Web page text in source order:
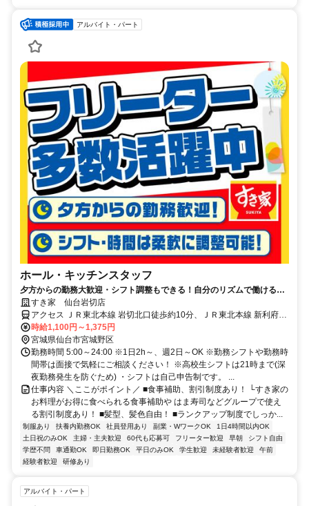
アルバイト・パート
ホール・キッチンスタッフ
夕方からの勤務大歓迎・シフト調整もできる！自分のリズムで働ける職
場がここにある◎
すき家 仙台岩切店
アクセス ＪＲ東北本線 岩切北口徒歩約10分、ＪＲ東北本線 新利府徒
歩約34分、ＪＲ東北本線 陸前山王徒歩約35分 岩切駅徒歩8分、利府
バイパス沿い
時給1,100円～1,375円
宮城県仙台市宮城野区
勤務時間 5:00～24:00 ※1日2h～、週2日～OK ※勤務シフトや勤務時
間帯は面接で気軽にご相談ください！ ※高校生シフトは21時まで(深
夜勤務発生を防ぐため) ・シフトは自己申告制です。 ...
仕事内容 ＼ここがポイント／ ■食事補助、割引制度あり！ └すき家の
お料理がお得に食べられる食事補助や はま寿司などグループで使え
る割引制度あり！ ■髪型、髪色自由！ ■ランクアップ制度でしっか...
制服あり 扶養内勤務OK 社員登用あり 副業・WワークOK
1日4時間以内OK
土日祝のみOK
主婦・主夫歓迎 60代も応募可 フリーター歓迎 早朝
シフト自由
学歴不問
車通勤OK 即日勤務OK 平日のみOK 学生歓迎 未経験者歓迎
午前
経験者歓迎
研修あり
アルバイト・パート